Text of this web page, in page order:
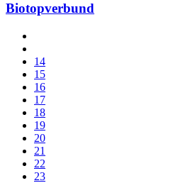
Biotopverbund
14
15
16
17
18
19
20
21
22
23